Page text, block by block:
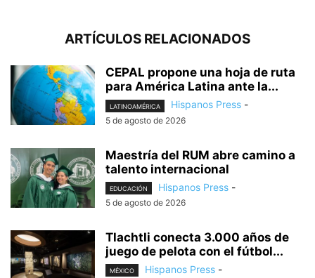
ARTÍCULOS RELACIONADOS
CEPAL propone una hoja de ruta
para América Latina ante la...
LATINOAMÉRICA Hispanos Press -
5 de agosto de 2026
Maestría del RUM abre camino a
talento internacional
EDUCACIÓN Hispanos Press -
5 de agosto de 2026
Tlachtli conecta 3.000 años de
juego de pelota con el fútbol...
MÉXICO Hispanos Press -